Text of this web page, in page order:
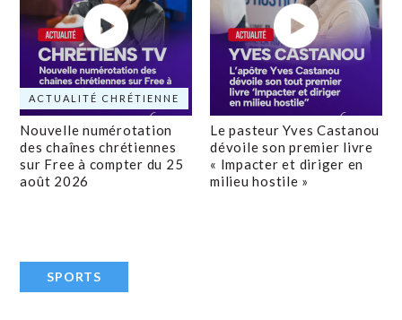
ACTUALITÉ CHRÉTIENNE
Nouvelle numérotation
des chaînes chrétiennes
sur Free à compter du 25
août 2026
Le pasteur Yves Castanou
dévoile son premier livre
« Impacter et diriger en
milieu hostile »
SPORTS